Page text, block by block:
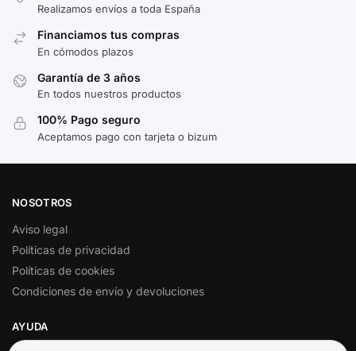
Realizamos envíos a toda España
Financiamos tus compras
En cómodos plazos
Garantía de 3 años
En todos nuestros productos
100% Pago seguro
Aceptamos pago con tarjeta o bizum
NOSOTROS
Aviso legal
Políticas de privacidad
Políticas de cookies
Condiciones de envío y devoluciones
AYUDA